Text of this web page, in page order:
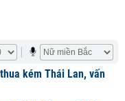
kém Thái Lan, vấn